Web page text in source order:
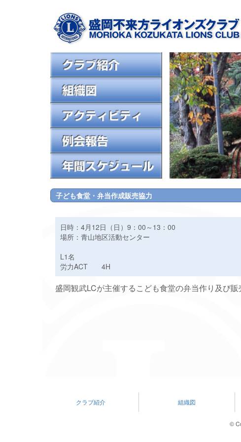
子ども食堂・弁当作成販売協力
日時：4月12日（日）9：00～13：00
場所：青山地区活動センター
L1名
労力ACT 4H
盛岡観武LCが主催するこども食堂の弁当作り及び販
クラブ紹介 組織図
©